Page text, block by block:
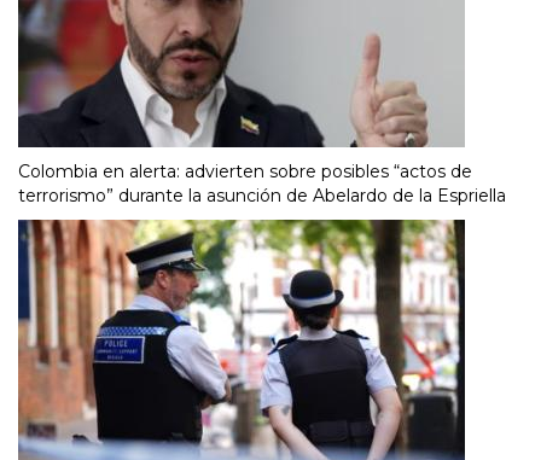
Colombia en alerta: advierten sobre posibles “actos de
terrorismo” durante la asunción de Abelardo de la Espriella